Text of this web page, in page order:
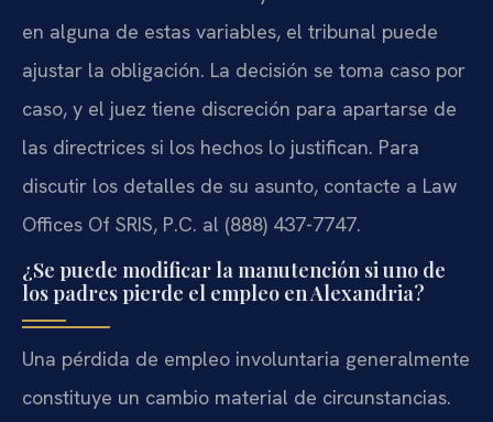
en alguna de estas variables, el tribunal puede
ajustar la obligación. La decisión se toma caso por
caso, y el juez tiene discreción para apartarse de
las directrices si los hechos lo justifican. Para
discutir los detalles de su asunto, contacte a Law
Offices Of SRIS, P.C. al (888) 437-7747.
¿Se puede modificar la manutención si uno de
los padres pierde el empleo en Alexandria?
Una pérdida de empleo involuntaria generalmente
constituye un cambio material de circunstancias.